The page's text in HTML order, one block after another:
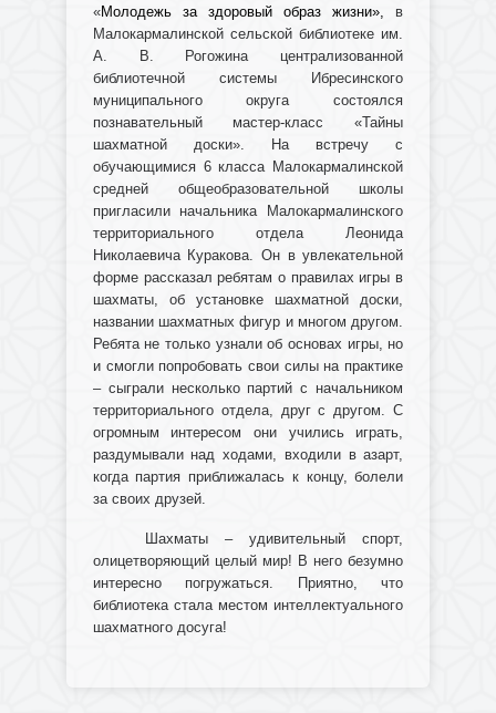
«Молодежь за здоровый образ жизни», в
Малокармалинской сельской библиотеке им.
А. В. Рогожина централизованной
библиотечной системы Ибресинского
муниципального округа состоялся
познавательный мастер-класс «Тайны
шахматной доски». На встречу с
обучающимися 6 класса Малокармалинской
средней общеобразовательной школы
пригласили начальника Малокармалинского
территориального отдела Леонида
Николаевича Куракова. Он в увлекательной
форме рассказал ребятам о правилах игры в
шахматы, об установке шахматной доски,
названии шахматных фигур и многом другом.
Ребята не только узнали об основах игры, но
и смогли попробовать свои силы на практике
– сыграли несколько партий с начальником
территориального отдела, друг с другом. С
огромным интересом они учились играть,
раздумывали над ходами, входили в азарт,
когда партия приближалась к концу, болели
за своих друзей.
Шахматы – удивительный спорт,
олицетворяющий целый мир! В него безумно
интересно погружаться. Приятно, что
библиотека стала местом интеллектуального
шахматного досуга!